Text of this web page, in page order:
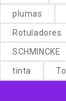
plumas
Rotuladores
SCHMINCKE
tinta